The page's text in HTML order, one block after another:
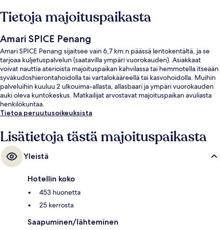
Tietoja majoituspaikasta
Amari SPICE Penang
Amari SPICE Penang sijaitsee vain 6,7 km:n päässä lentokentältä, ja se
tarjoaa kuljetuspalvelun (saatavilla ympäri vuorokauden). Asiakkaat
voivat nauttia aterioista majoituspaikan kahvilassa tai hemmotella itseään
syväkudoshierontahoidolla tai vartalokääreellä tai kasvohoidolla. Muihin
palveluihin kuuluu 2 ulkouima-allasta, allasbaari ja ympäri vuorokauden
auki oleva kuntokeskus. Matkailijat arvostavat majoituspaikan avuliasta
henkilökuntaa.
Tietoa peruutusoikeuksista
Lisätietoja tästä majoituspaikasta
Yleistä
Hotellin koko
453 huonetta
25 kerrosta
Saapuminen/lähteminen